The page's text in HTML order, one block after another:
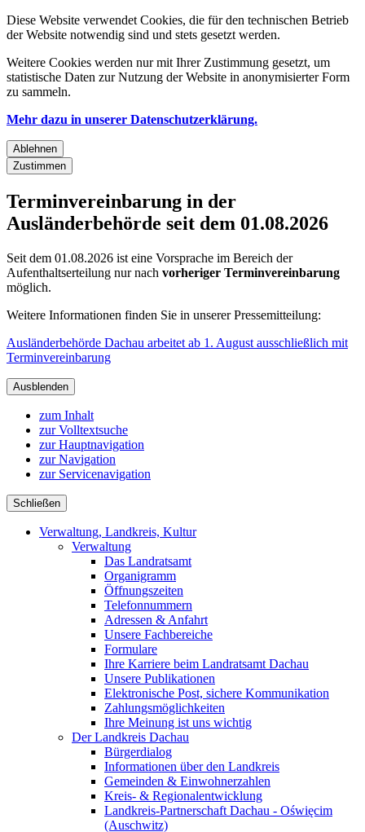
Diese Website verwendet Cookies, die für den technischen Betrieb
der Website notwendig sind und stets gesetzt werden.
Weitere Cookies werden nur mit Ihrer Zustimmung gesetzt, um
statistische Daten zur Nutzung der Website in anonymisierter Form
zu sammeln.
Mehr dazu in unserer Datenschutzerklärung.
Ablehnen
Zustimmen
Terminvereinbarung in der
Ausländerbehörde seit dem 01.08.2026
Seit dem 01.08.2026 ist eine Vorsprache im Bereich der
Aufenthaltserteilung nur nach vorheriger Terminvereinbarung
möglich.
Weitere Informationen finden Sie in unserer Pressemitteilung:
Ausländerbehörde Dachau arbeitet ab 1. August ausschließlich mit
Terminvereinbarung
Ausblenden
zum Inhalt
zur Volltextsuche
zur Hauptnavigation
zur Navigation
zur Servicenavigation
Schließen
Verwaltung, Landkreis, Kultur
Verwaltung
Das Landratsamt
Organigramm
Öffnungszeiten
Telefonnummern
Adressen & Anfahrt
Unsere Fachbereiche
Formulare
Ihre Karriere beim Landratsamt Dachau
Unsere Publikationen
Elektronische Post, sichere Kommunikation
Zahlungsmöglichkeiten
Ihre Meinung ist uns wichtig
Der Landkreis Dachau
Bürgerdialog
Informationen über den Landkreis
Gemeinden & Einwohnerzahlen
Kreis- & Regionalentwicklung
Landkreis-Partnerschaft Dachau - Oświęcim
(Auschwitz)